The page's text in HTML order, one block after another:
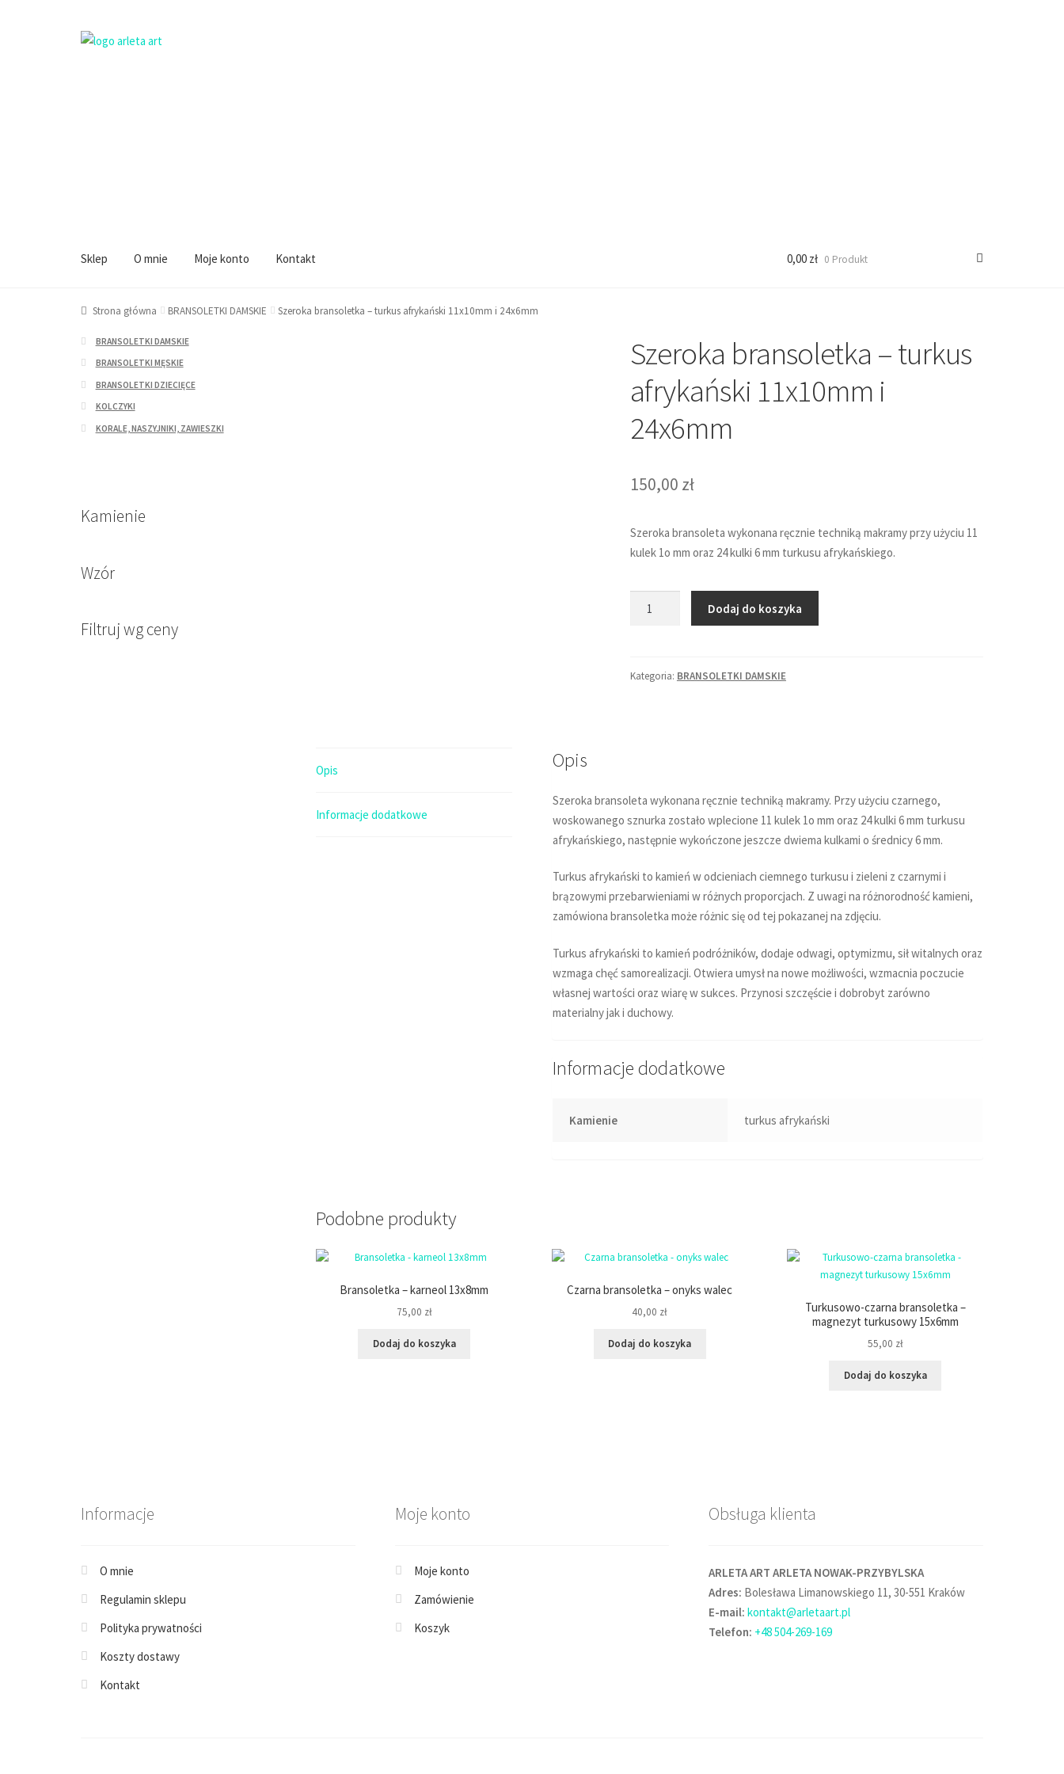
do
do
Sklep O mnie Moje konto Kontakt 0,00 zł 0 Produkt
Strona główna BRANSOLETKI DAMSKIE Szeroka bransoletka – turkus afrykański 11x10mm i 24x6mm
Szeroka bransoletka – turkus
afrykański 11x10mm i
24x6mm
150,00 zł
Szeroka bransoleta wykonana ręcznie techniką makramy przy użyciu 11
kulek 1o mm oraz 24 kulki 6 mm turkusu afrykańskiego.
turkus
Dodaj do koszyka
Kategoria: BRANSOLETKI DAMSKIE
Opis
Informacje dodatkowe
Opis
Szeroka bransoleta wykonana ręcznie techniką makramy. Przy użyciu czarnego,
woskowanego sznurka zostało wplecione 11 kulek 1o mm oraz 24 kulki 6 mm turkusu
afrykańskiego, następnie wykończone jeszcze dwiema kulkami o średnicy 6 mm.
Turkus afrykański to kamień w odcieniach ciemnego turkusu i zieleni z czarnymi i
brązowymi przebarwieniami w różnych proporcjach. Z uwagi na różnorodność kamieni,
zamówiona bransoletka może różnic się od tej pokazanej na zdjęciu.
Turkus afrykański to kamień podróżników, dodaje odwagi, optymizmu, sił witalnych oraz
wzmaga chęć samorealizacji. Otwiera umysł na nowe możliwości, wzmacnia poczucie
własnej wartości oraz wiarę w sukces. Przynosi szczęście i dobrobyt zarówno
materialny jak i duchowy.
Informacje dodatkowe
Kamienie turkus afrykański
Podobne produkty
Bransoletka – karneol 13x8mm
75,00 zł
Dodaj do koszyka
Czarna bransoletka – onyks walec
40,00 zł
Dodaj do koszyka
Turkusowo-czarna bransoletka –
magnezyt turkusowy 15x6mm
55,00 zł
Dodaj do koszyka
BRANSOLETKI DAMSKIE
BRANSOLETKI MĘSKIE
BRANSOLETKI DZIECIĘCE
KOLCZYKI
KORALE, NASZYJNIKI, ZAWIESZKI
Kamienie
Wzór
Filtruj wg ceny
Informacje
O mnie
Regulamin sklepu
Polityka prywatności
Koszty dostawy
Kontakt
Moje konto
Moje konto
Zamówienie
Koszyk
Obsługa klienta
ARLETA ART ARLETA NOWAK-PRZYBYLSKA
Adres: Bolesława Limanowskiego 11, 30-551 Kraków
E-mail: kontakt@arletaart.pl
Telefon: +48 504-269-169